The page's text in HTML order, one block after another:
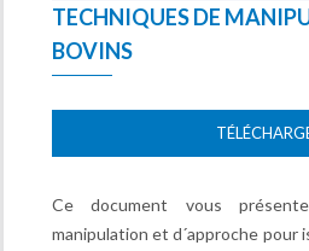
TECHNIQUES DE
BOVINS
Ce document vous
manipulation et d´approche pour